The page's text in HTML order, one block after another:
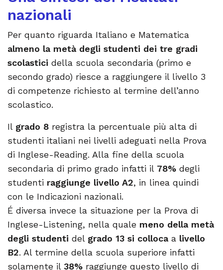
nazionali
Per quanto riguarda Italiano e Matematica
almeno la metà degli studenti dei tre gradi
scolastici della scuola secondaria (primo e
secondo grado) riesce a raggiungere il livello 3
di competenze richiesto al termine dell’anno
scolastico.
Il grado 8 registra la percentuale più alta di
studenti italiani nei livelli adeguati nella Prova
di Inglese-Reading. Alla fine della scuola
secondaria di primo grado infatti il 78% degli
studenti raggiunge livello A2, in linea quindi
con le Indicazioni nazionali.
É diversa invece la situazione per la Prova di
Inglese-Listening, nella quale meno della metà
degli studenti del grado 13 si collocaa livello
B2. Al termine della scuola superiore infatti
solamente il 38% raggiunge questo livello di